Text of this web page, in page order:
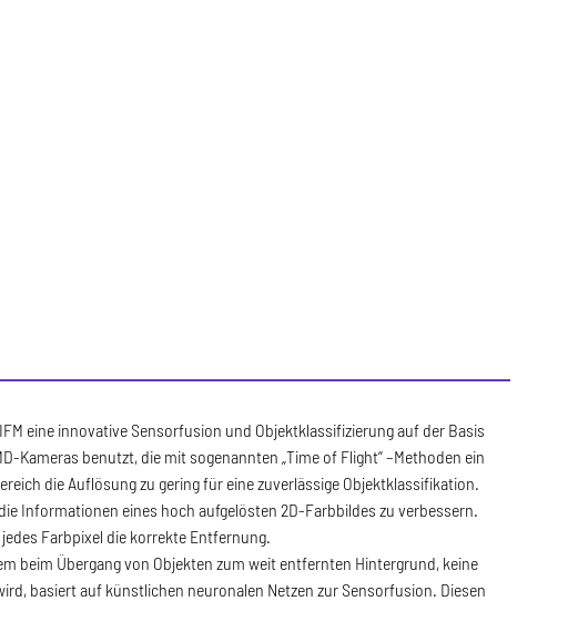
eine innovative Sensorfusion und Objektklassifizierung auf der Basis
benutzt, die mit sogenannten „Time of Flight“ –Methoden ein
die Auflösung zu gering für eine zuverlässige Objektklassifikation.
Informationen eines hoch aufgelösten 2D-Farbbildes zu verbessern.
Farbpixel die korrekte Entfernung.
beim Übergang von Objekten zum weit entfernten Hintergrund, keine
basiert auf künstlichen neuronalen Netzen zur Sensorfusion. Diesen